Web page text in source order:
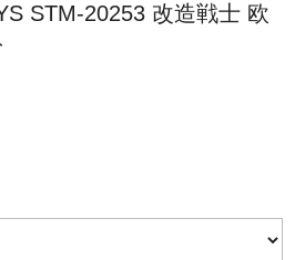
STM-20253 改造戦士 欧